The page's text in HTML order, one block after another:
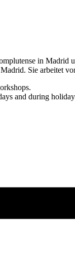
in Madrid
Sie arbeitet
and during